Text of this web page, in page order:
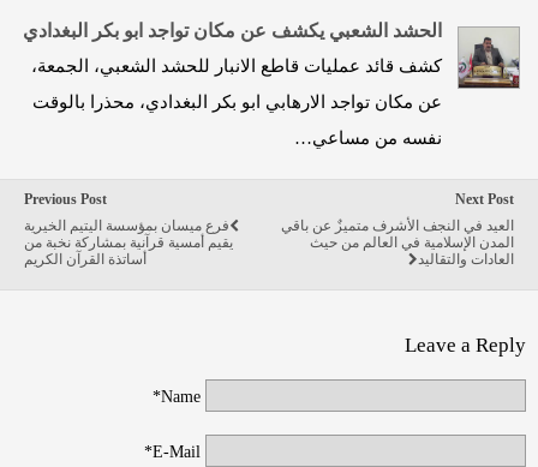
الحشد الشعبي يكشف عن مكان تواجد ابو بكر البغدادي
كشف قائد عمليات قاطع الانبار للحشد الشعبي، الجمعة،
عن مكان تواجد الارهابي ابو بكر البغدادي، محذرا بالوقت
نفسه من مساعي…
Previous Post
فرع ميسان بمؤسسة اليتيم الخيرية
يقيم أمسية قرآنية بمشاركة نخبة من
أساتذة القرآن الكريم
Next Post
العيد في النجف الأشرف متميزٌ عن باقي
المدن الإسلامية في العالم من حيث
العادات والتقاليد
Leave a Reply
Name*
E-Mail*